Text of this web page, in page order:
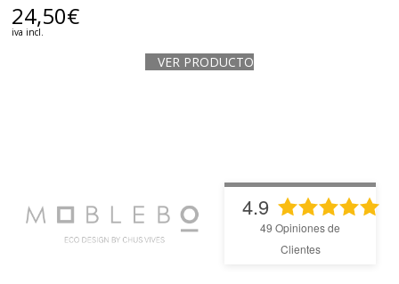
24,50€
iva incl.
VER PRODUCTO
4.9
49 Opiniones de
Clientes